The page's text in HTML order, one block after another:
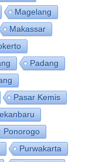
Magelang
Makassar
Padang
Pasar Kemis
Ponorogo
Purwakarta